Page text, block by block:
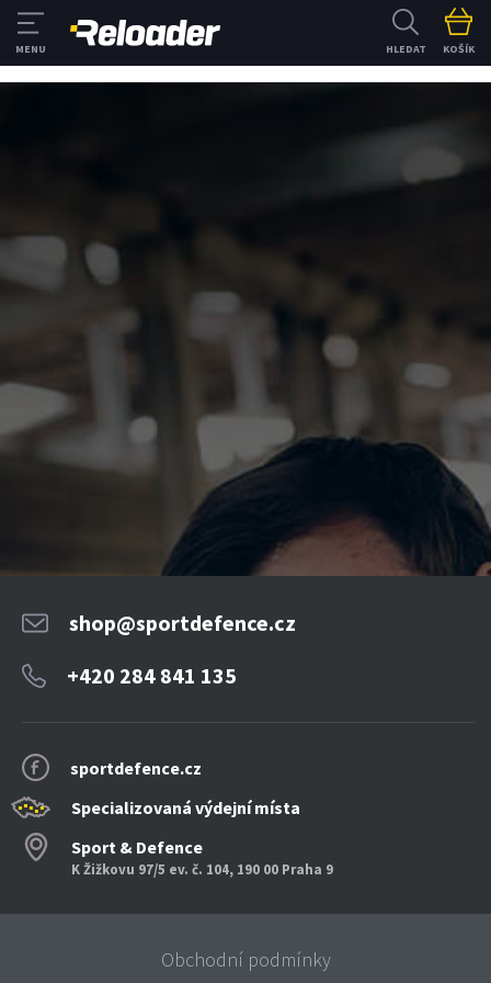
HLEDAT KOŠÍK
sportdefence.cz
Specializovaná výdejní místa
Sport & Defence
K Žižkovu 97/5 ev. č. 104, 190 00 Praha 9
shop@sportdefence.cz
+420 284 841 135
Obchodní podmínky